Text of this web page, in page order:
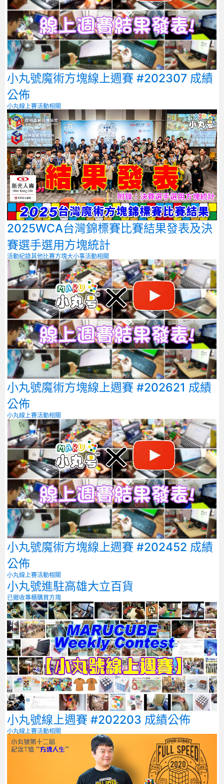
小丸號魔術方塊線上週賽 #202307 成績
公佈
小丸線上賽活動相關
2025WCA台灣錦標賽比賽結果發表及決
賽選手選用方塊統計
活動紀錄其他比賽方塊大小事活動相關
小丸號魔術方塊線上週賽 #202621 成績
公佈
小丸線上賽活動相關
小丸號魔術方塊線上週賽 #202452 成績
公佈
小丸線上賽活動相關
小丸號進駐高雄大立百貨
已撤收專櫃購買方塊
小丸號線上週賽 #202203 成績公佈
小丸線上賽活動相關